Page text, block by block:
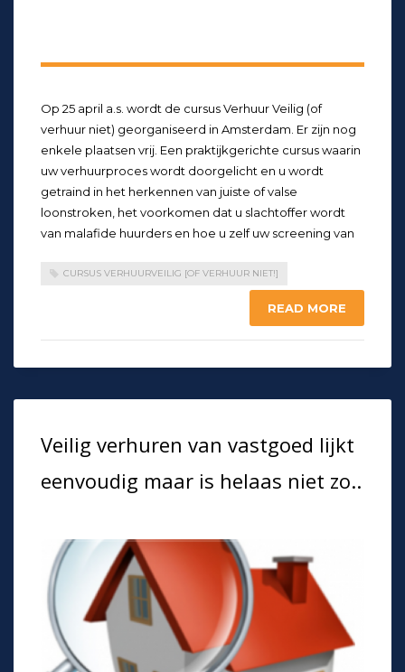
Op 25 april a.s. wordt de cursus Verhuur Veilig (of
verhuur niet) georganiseerd in Amsterdam. Er zijn nog
enkele plaatsen vrij. Een praktijkgerichte cursus waarin
uw verhuurproces wordt doorgelicht en u wordt
getraind in het herkennen van juiste of valse
loonstroken, het voorkomen dat u slachtoffer wordt
van malafide huurders en hoe u zelf uw screening van
CURSUS VERHUURVEILIG [OF VERHUUR NIET!]
READ MORE
Veilig verhuren van vastgoed lijkt
eenvoudig maar is helaas niet zo..